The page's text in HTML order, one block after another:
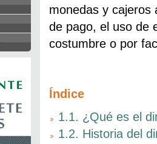
monedas y cajeros
de pago, el uso de
costumbre o por
Índice
1.1. ¿Qué es el
1.2. Historia del